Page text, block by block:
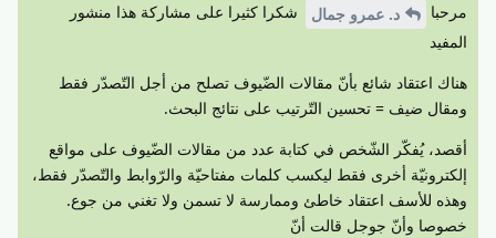
مرحبا د.​ عمرو جمال
شكرا كثيرا على مشاركة هذا منشور
المفيد
هناك اعتقاد شائع بأنّ مقالات الضّيوف تصلح من أجل التّصدّر فقط
ومقال ضيف = تحسين التّرتيب على نتائج البحث.
أقصد، يُفكّر الشّخص في كتابة عدد من مقالات الضّيوف على مواقع
إلكترونيّة أخرى فقط ليكسب كلمات مفتاحيّة والرّوابط والتّصدّر فقط،
وهذه للأسف اعتقاد خاطئ وممارسة لا تسمن ولا تغني من جوع.
خصوصا وأنّ جوجل قالت أنّ